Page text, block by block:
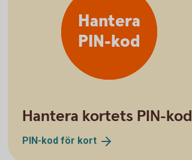
Hantera
PIN-kod
Hantera kortets PIN-kod
PIN-kod för kort